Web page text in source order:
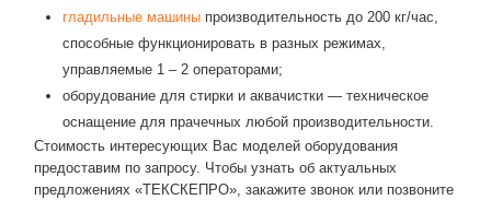
гладильные машины производительность до 200 кг/час,
способные функционировать в разных режимах,
управляемые 1 – 2 операторами;
оборудование для стирки и аквачистки — техническое
оснащение для прачечных любой производительности.
Стоимость интересующих Вас моделей оборудования
предоставим по запросу. Чтобы узнать об актуальных
предложениях «ТЕКСКЕПРО», закажите звонок или позвоните